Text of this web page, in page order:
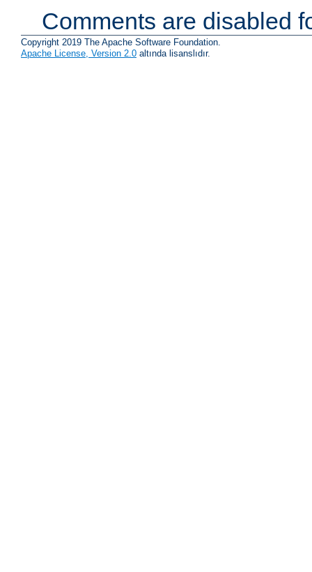
Comments are disabled
Copyright 2019 The Apache Software Foundation.
Apache License, Version 2.0 altında lisanslıdır.